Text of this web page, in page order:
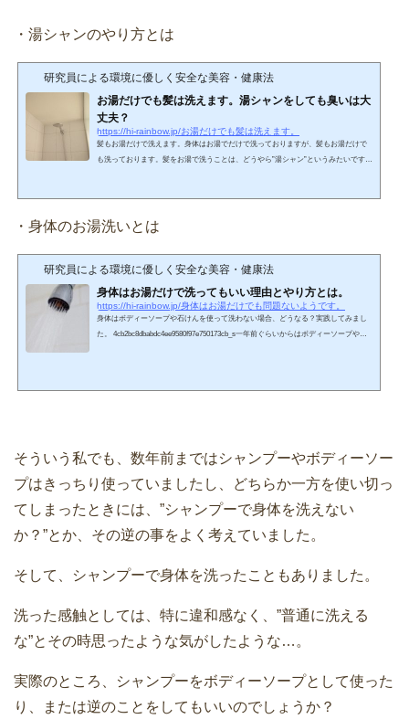
・湯シャンのやり方とは
研究員による環境に優しく安全な美容・健康法
お湯だけでも髪は洗えます。湯シャンをしても臭いは大
丈夫？
https://hi-rainbow.jp/お湯だけでも髪は洗えます。
髪もお湯だけで洗えます。身体はお湯でだけで洗っておりますが、髪もお湯だけで
も洗っております。髪をお湯で洗うことは、どうやら”湯シャン”というみたいです
の？”皮膚科学に基づく本当に正しいスキンケア法「何もつけない」美肌術”に記載さ
・身体のお湯洗いとは
研究員による環境に優しく安全な美容・健康法
身体はお湯だけで洗ってもいい理由とやり方とは。
https://hi-rainbow.jp/身体はお湯だけでも問題ないようです。
身体はボディーソープや石けんを使って洗わない場合、どうなる？実践してみまし
た。 4cb2bc8dbabdc4ee9580f97e750173cb_s一年前ぐらいからはボディーソープや石
そういう私でも、数年前まではシャンプーやボディーソー
プはきっちり使っていましたし、どちらか一方を使い切っ
てしまったときには、”シャンプーで身体を洗えない
か？”とか、その逆の事をよく考えていました。
そして、シャンプーで身体を洗ったこともありました。
洗った感触としては、特に違和感なく、”普通に洗える
な”とその時思ったような気がしたような…。
実際のところ、シャンプーをボディーソープとして使った
り、または逆のことをしてもいいのでしょうか？